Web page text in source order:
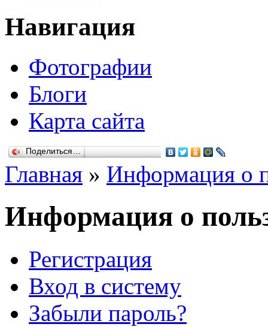
Навигация
Фотографии
Блоги
Карта сайта
Поделиться…
Главная » Информация о
Информация о
Регистрация
Вход в систему
Забыли пароль?